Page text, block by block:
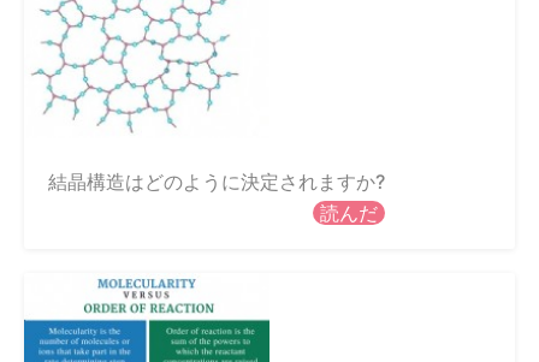
結晶構造はどのように決定されますか?
読んだ